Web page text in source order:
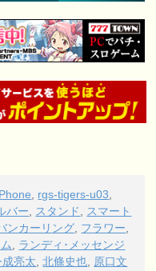
, rgs-tigers-u03,
バー, スタンド, スマート
ンカーリング, フラワー,
, ランディ･メッセンジ
成亮太,北條史也, 原口文